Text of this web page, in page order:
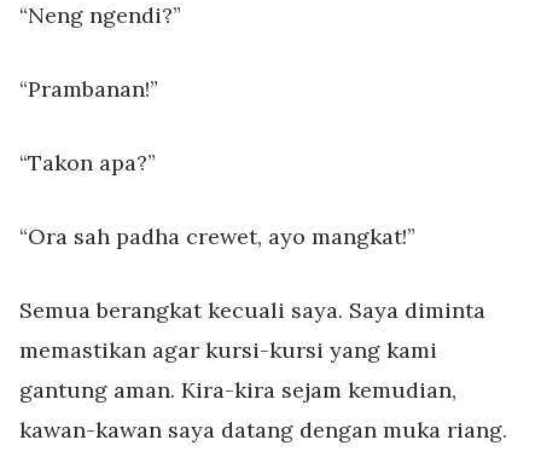
“Neng ngendi?”
“Prambanan!”
“Takon apa?”
“Ora sah padha crewet, ayo mangkat!”
Semua berangkat kecuali saya. Saya diminta
memastikan agar kursi-kursi yang kami
gantung aman. Kira-kira sejam kemudian,
kawan-kawan saya datang dengan muka riang.